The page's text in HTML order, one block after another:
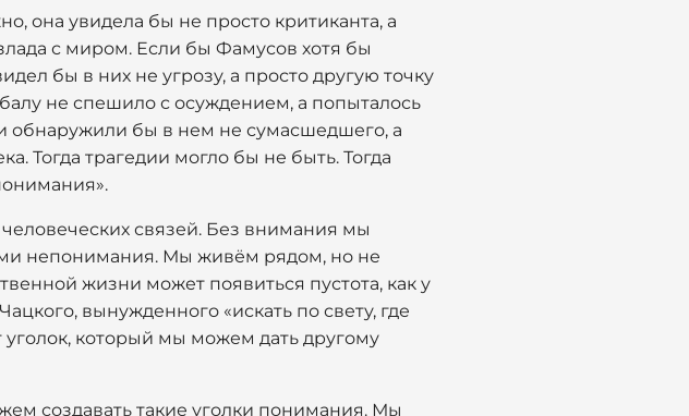
она увидела бы не просто критиканта, а
с миром. Если бы Фамусов хотя бы
бы в них не угрозу, а просто другую точку
не спешило с осуждением, а попыталось
обнаружили бы в нем не сумасшедшего, а
Тогда трагедии могло бы не быть. Тогда
связей. Без внимания мы
непонимания. Мы живём рядом, но не
жизни может появиться пустота, как у
вынужденного «искать по свету, где
уголок, который мы можем дать другому
создавать такие уголки понимания. Мы